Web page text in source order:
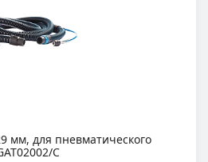
мм, для пневматического
C